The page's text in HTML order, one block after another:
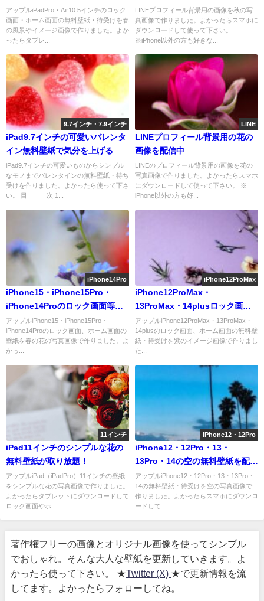
を配信中
アップルiPadPro・Air10.5インチのロック
画面・ホーム画面の無料壁紙・待受けを春
の風景やイメージ画像で作りました。よか
ったらタブレ...
LINEプロフィール背景用の画像を秋の写
真画像で作りました。よかったらスマホに
ダウンロードして使って下さい。
※iPhone以外の方も好きな...
9.7インチ・7.9インチ
iPad9.7インチの可愛いバレンタ
イン無料壁紙で気分を上げる
iPad9.7インチの可愛いものからシンプル
なモノまでバレンタインの無料壁紙・待ち
受けを作りました。よかったら使って下さ
い。 目 次 1...
LINE
LINEプロフィール背景用の花の
画像を配信中
LINEのプロフィール背景用の画像を花の
写真画像で作りました。よかったらスマホ
にダウンロードして使って下さい。 ※
iPhone以外の方も好...
iPhone14Pro
iPhone15・iPhone15Pro・
iPhone14Proのロック画面等の
春の花の壁紙を配信中
アップルiPhone15・iPhone15Pro・
iPhone14Proのロック画面、ホーム画面の
壁紙を春の花の写真画像で作りました。よ
かっ...
iPhone12ProMax
iPhone12ProMax・
13ProMax・14plusロック画面
等の紫の無料壁紙・待受けを配
信中
アップルiPhone12ProMax・13ProMax・
14plusのロック画面、ホーム画面の無料壁
紙・待受けを紫のイメージ画像で作りまし
た...
11インチ
iPad11インチのシンプルな花の
無料壁紙が取り放題！
アップルiPad（iPadPro）11インチの壁紙
をシンプルな花の写真画像で作りました。
よかったらタブレットにダウンロードして
ロック画面やホ...
iPhone12・12Pro
iPhone12・12Pro・13・
13Pro・14の空の無料壁紙を配信
中
アップルiPhone12・12Pro・13・13Pro・
14の無料壁紙・待受けを空の写真画像で
作りました。よかったらスマホにダウンロ
ードして...
著作権フリーの画像とオリジナル画像を使ってシンプル
でおしゃれ。そんな大人な壁紙を更新していきます。よ
かったら使って下さい。 ★Twitter (X) ★で更新情報を流
してます。よかったらフォローしてね。